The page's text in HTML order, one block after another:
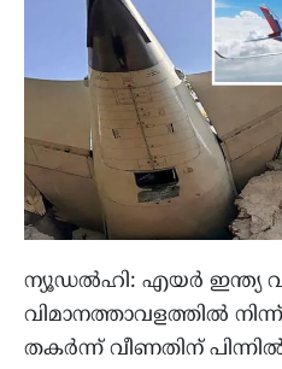
ന്യൂഡൽഹി: എയർ ഇന്ത്യ
വിമാനത്താവളത്തിൽ
തകർന്ന് വീണതിന്